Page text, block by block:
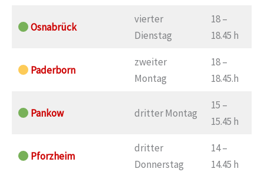
Osnabrück
vierter
Dienstag
18 –
18.45 h
Paderborn
zweiter
Montag
18 –
18.45.h
Pankow dritter Montag
15 –
15.45 h
Pforzheim
dritter
Donnerstag
14 –
14.45 h